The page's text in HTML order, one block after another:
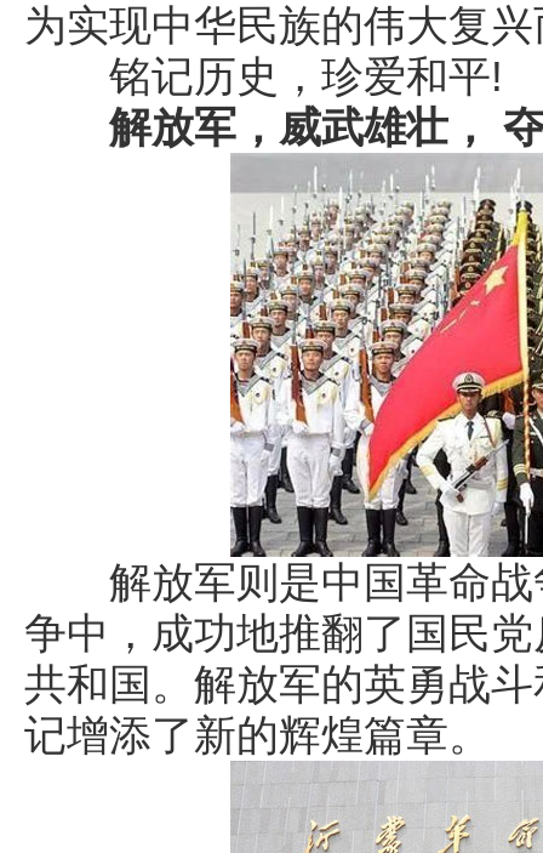
为实现中华民族的伟大复
铭记历史，珍爱和平!
解放军，威武雄壮，
解放军则是中国革命战
争中，成功地推翻了国民
共和国。解放军的英勇战
记增添了新的辉煌篇章。